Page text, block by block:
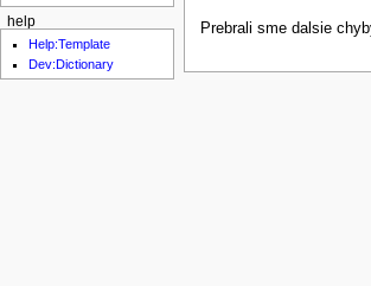
Prebrali sme dalsie
help
Help:Template
Dev:Dictionary